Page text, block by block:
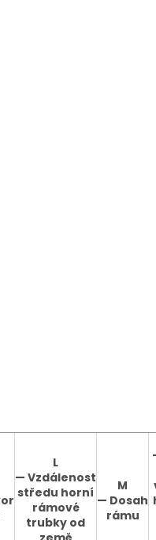
L
— Vzdálenost
středu horní
rámové
trubky od
M
— Dosah
rámu